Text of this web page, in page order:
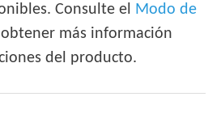
Consulte el
Modo de
más información
del producto.